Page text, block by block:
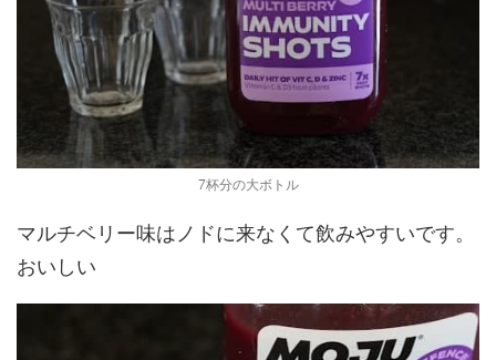
7杯分の大ボトル
マルチベリー味はノドに来なくて飲みやすいです。
おいしい